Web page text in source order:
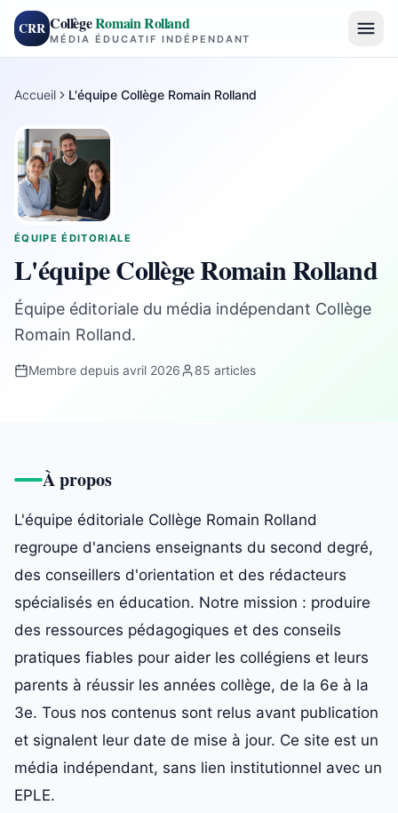
CRR CollègeRomain Rolland
MÉDIA ÉDUCATIF INDÉPENDANT
Accueil L'équipe Collège Romain Rolland
ÉQUIPE ÉDITORIALE
L'équipe Collège Romain Rolland
Équipe éditoriale du média indépendant Collège
Romain Rolland.
Membre depuis avril 2026 85 articles
À propos
L'équipe éditoriale Collège Romain Rolland
regroupe d'anciens enseignants du second degré,
des conseillers d'orientation et des rédacteurs
spécialisés en éducation. Notre mission : produire
des ressources pédagogiques et des conseils
pratiques fiables pour aider les collégiens et leurs
parents à réussir les années collège, de la 6e à la
3e. Tous nos contenus sont relus avant publication
et signalent leur date de mise à jour. Ce site est un
média indépendant, sans lien institutionnel avec un
EPLE.